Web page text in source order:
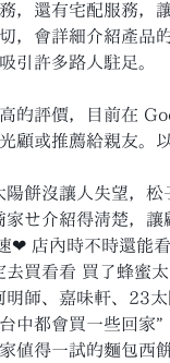
，還有宅配服務，
，會詳細介紹產品
引許多路人駐足。
的評價，目前在
顧或推薦給親友。
餅沒讓人失望，
ㄝ介紹得清楚，讓
❤ 店內時不時還能
買看看 買了蜂蜜
師、嘉味軒、23
中都會買一些回家”
值得一試的麵包西